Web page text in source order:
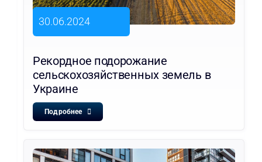
30.06.2024
Рекордное подорожание
сельскохозяйственных земель в
Украине
Подробнее